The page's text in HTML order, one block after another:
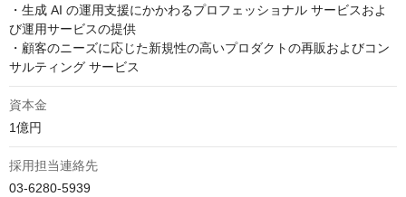
・生成 AI の運用支援にかかわるプロフェッショナル サービスおよ
び運用サービスの提供
・顧客のニーズに応じた新規性の高いプロダクトの再販およびコン
サルティング サービス
資本金
1億円
採用担当連絡先
03-6280-5939